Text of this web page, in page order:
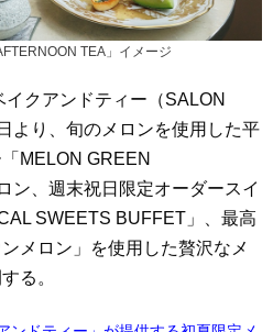
TEA」イメージ
クアンドティー（SALON
より、旬のメロンを使用した平
MELON GREEN
ン、週末祝日限定オーダースイ
SWEETS BUFFET」、最高
メロン」を使用した贅沢なメ
る。